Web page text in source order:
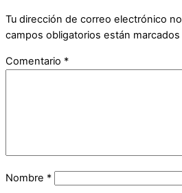
Tu dirección de correo electrónico
campos obligatorios están marcados
Comentario *
Nombre *